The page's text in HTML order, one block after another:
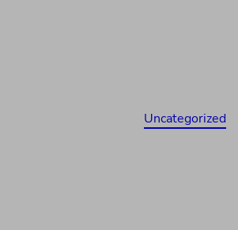
Uncategorized